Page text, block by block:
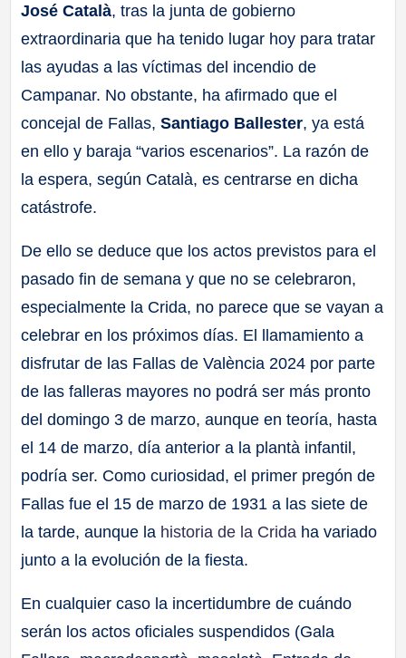
José Català, tras la junta de gobierno
extraordinaria que ha tenido lugar hoy para tratar
las ayudas a las víctimas del incendio de
Campanar. No obstante, ha afirmado que el
concejal de Fallas,Santiago Ballester, ya está
en ello y baraja “varios escenarios”. La razón de
la espera, según Català, es centrarse en dicha
catástrofe.
De ello se deduce que los actos previstos para el
pasado fin de semana y que no se celebraron,
especialmente la Crida, no parece que se vayan a
celebrar en los próximos días. El llamamiento a
disfrutar de las Fallas de València 2024 por parte
de las falleras mayores no podrá ser más pronto
del domingo 3 de marzo, aunque en teoría, hasta
el 14 de marzo, día anterior a la plantà infantil,
podría ser. Como curiosidad, el primer pregón de
Fallas fue el 15 de marzo de 1931 a las siete de
la tarde, aunque la historia de la Crida ha variado
junto a la evolución de la fiesta.
En cualquier caso la incertidumbre de cuándo
serán los actos oficiales suspendidos (Gala